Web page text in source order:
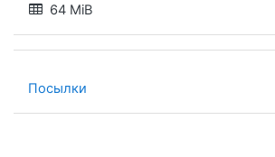
64 MiB
Посылки